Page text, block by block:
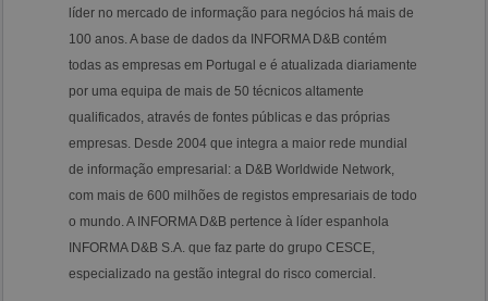
líder no mercado de informação para negócios há mais de
100 anos. A base de dados da INFORMA D&B contém
todas as empresas em Portugal e é atualizada diariamente
por uma equipa de mais de 50 técnicos altamente
qualificados, através de fontes públicas e das próprias
empresas. Desde 2004 que integra a maior rede mundial
de informação empresarial: a D&B Worldwide Network,
com mais de 600 milhões de registos empresariais de todo
o mundo. A INFORMA D&B pertence à líder espanhola
INFORMA D&B S.A. que faz parte do grupo CESCE,
especializado na gestão integral do risco comercial.